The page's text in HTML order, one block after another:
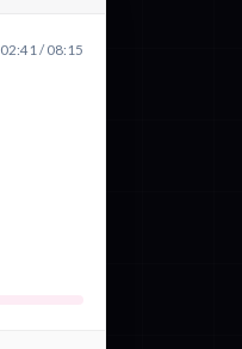
02:41 / 08:15